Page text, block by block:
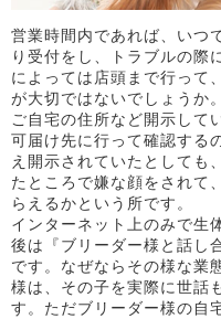
営業時間内であれば、いつ
り受付をし、トラブルの際
によっては店頭まで行って
が大切ではないでしょうか
ご自宅の住所など開示して
可届け先に行って確認する
え開示されていたとしても
たところで嫌な顔をされて
らえるかという所です。
インターネット上のみで生
後は『ブリーダー様と話し
です。なぜならその様な業
様は、その子を実際に世話
す。ただブリーダー様の自